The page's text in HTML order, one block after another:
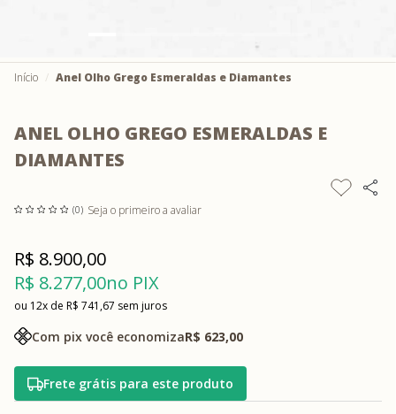
Início Anel Olho Grego Esmeraldas e Diamantes
ANEL OLHO GREGO ESMERALDAS E
DIAMANTES
(0) Seja o primeiro a avaliar
R$ 8.277,00no PIX
R$ 8.900,00
12x R$ 741,67 sem juros
Com pix você economizaR$ 623,00
Frete grátis para este produto